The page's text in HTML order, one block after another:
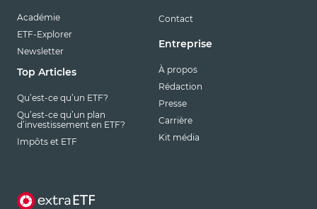
Académie
ETF-Explorer
Newsletter
Top Articles
Qu’est-ce qu’un ETF?
Qu’est-ce qu’un plan
d’investissement en ETF?
Impôts et ETF
Contact
Entreprise
À propos
Rédaction
Presse
Carrière
Kit média